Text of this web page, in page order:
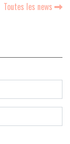
Toutes les news